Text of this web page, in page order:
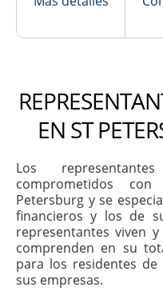
EN ST
Los
comprometidos
Petersburg y se
financieros y los de
representantes viven
comprenden en su
para los residentes
sus empresas.